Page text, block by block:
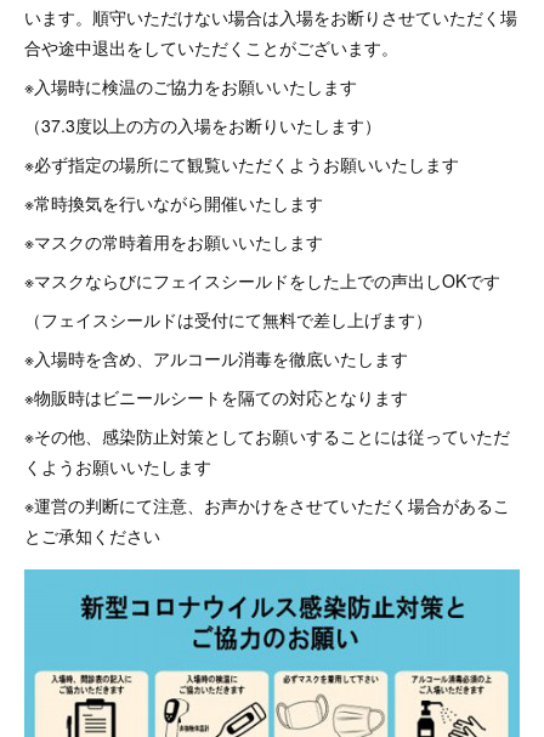
います。順守いただけない場合は入場をお断りさせていただく場
合や途中退出をしていただくことがございます。
※入場時に検温のご協力をお願いいたします
（37.3度以上の方の入場をお断りいたします）
※必ず指定の場所にて観覧いただくようお願いいたします
※常時換気を行いながら開催いたします
※マスクの常時着用をお願いいたします
※マスクならびにフェイスシールドをした上での声出しOKです
（フェイスシールドは受付にて無料で差し上げます）
※入場時を含め、アルコール消毒を徹底いたします
※物販時はビニールシートを隔ての対応となります
※その他、感染防止対策としてお願いすることには従っていただ
くようお願いいたします
※運営の判断にて注意、お声かけをさせていただく場合があるこ
とご承知ください